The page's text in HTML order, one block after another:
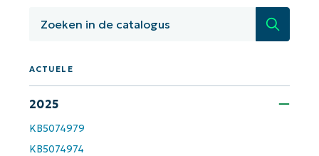
Zoeken
ACTUELE
2025
KB5074979
KB5074974
Aan de slag met NinjaOne AI-
gestuurde KB-analyses!